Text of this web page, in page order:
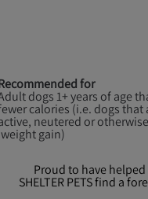
for
dogs 1+ years of age
calories (i.e. dogs that
neutered or
weight gain).
Proud to have helped
SHELTER PETS find a